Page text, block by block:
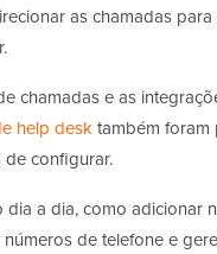
as chamadas
chamadas e as
help desktambém foram
de configurar.
dia a dia, como adicionar
de telefone e